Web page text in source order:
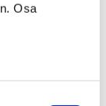
Osa
hyvä arki
Porissa